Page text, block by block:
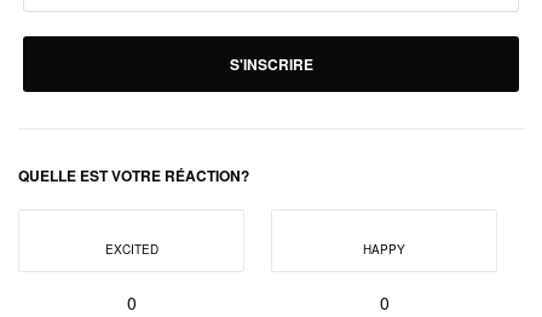
S'INSCRIRE
QUELLE EST VOTRE RÉACTION?
EXCITED
0
HAPPY
0